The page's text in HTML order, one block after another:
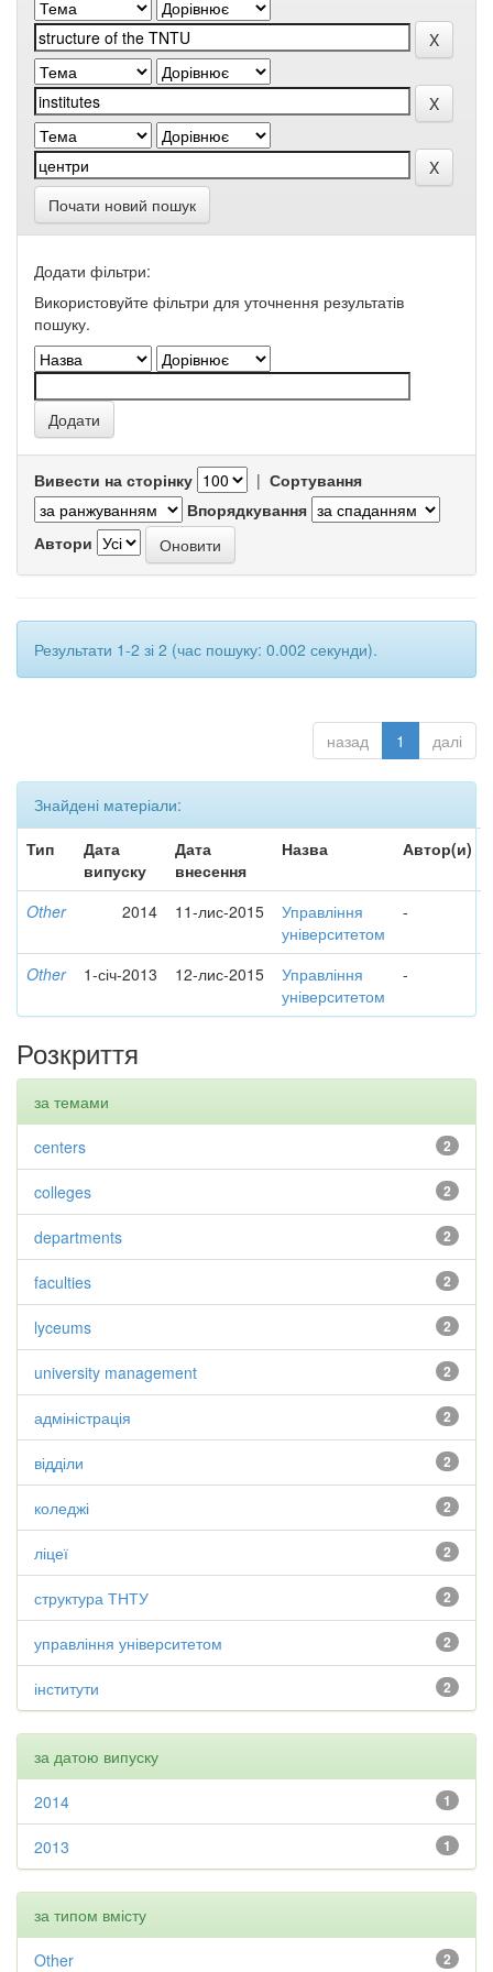
Почати новий пошук
Додати фільтри:
Використовуйте фільтри для уточнення результатів
пошуку.
Вивести на сторінку | Сортування
Впорядкування
Автори
Результати 1-2 зі 2 (час пошуку: 0.002 секунди).
назад 1 далі
Знайдені матеріали:
Тип
Дата
випуску
Дата
внесення
Назва Автор(и)
Other 2014 11-лис-2015
Управління
університетом
-
Other 1-січ-2013 12-лис-2015
Управління
університетом
-
Розкриття
за темами
2
centers
2
colleges
2
departments
2
faculties
2
lyceums
2
university management
2
адміністрація
2
відділи
2
коледжі
2
ліцеї
2
структура ТНТУ
2
управління університетом
2
інститути
за датою випуску
1
2014
1
2013
за типом вмісту
2
Other